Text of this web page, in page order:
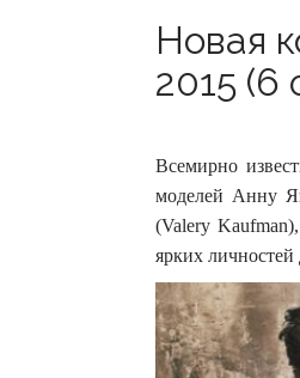
Новая
2015 (6
Всемирно
моделей Анну
(Valery
ярких